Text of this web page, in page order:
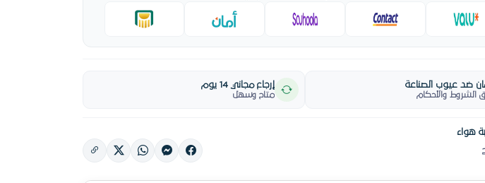
ضد عيوب الصناعة
الشروط والأحكام
إرجاع مجاني 14 يوم
متاح وسهل
هواء